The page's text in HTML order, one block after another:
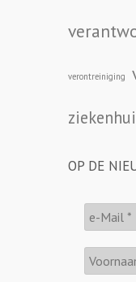
verontreiniging
OP DE